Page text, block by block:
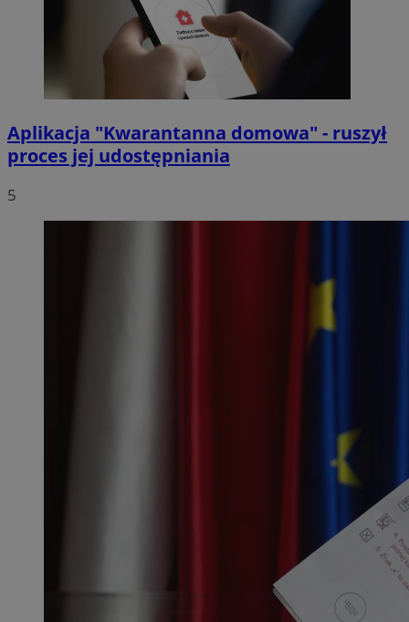
Aplikacja "Kwarantanna domowa" - ruszył
proces jej udostępniania
5